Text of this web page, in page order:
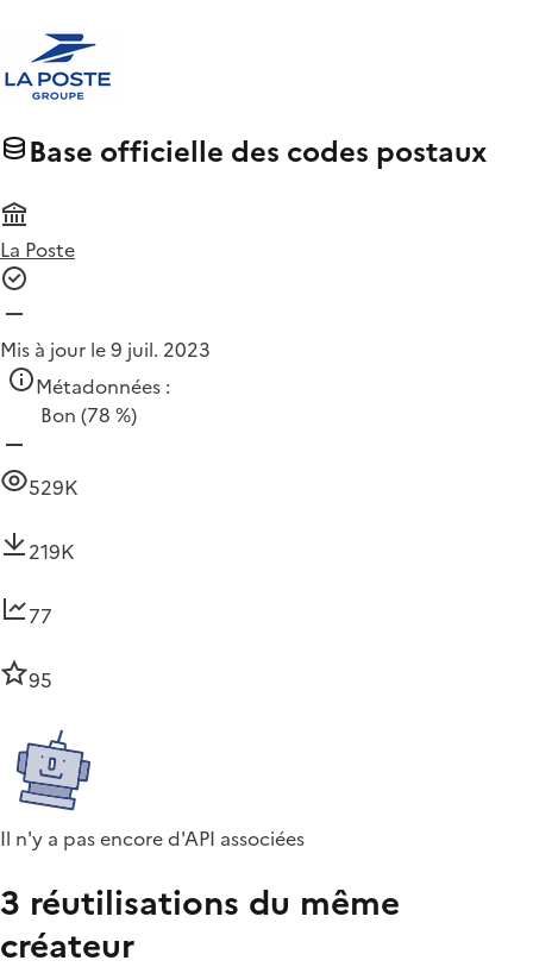
Base officielle des codes postaux
La Poste
Mis à jour le 9 juil. 2023
Métadonnées :
Bon (78 %)
529K
219K
77
95
Il n'y a pas encore d'API associées
3 réutilisations du même
créateur